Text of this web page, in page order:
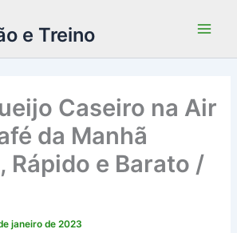
e Treino
Caseiro na Air
da Manhã
Rápido e Barato /
janeiro de 2023